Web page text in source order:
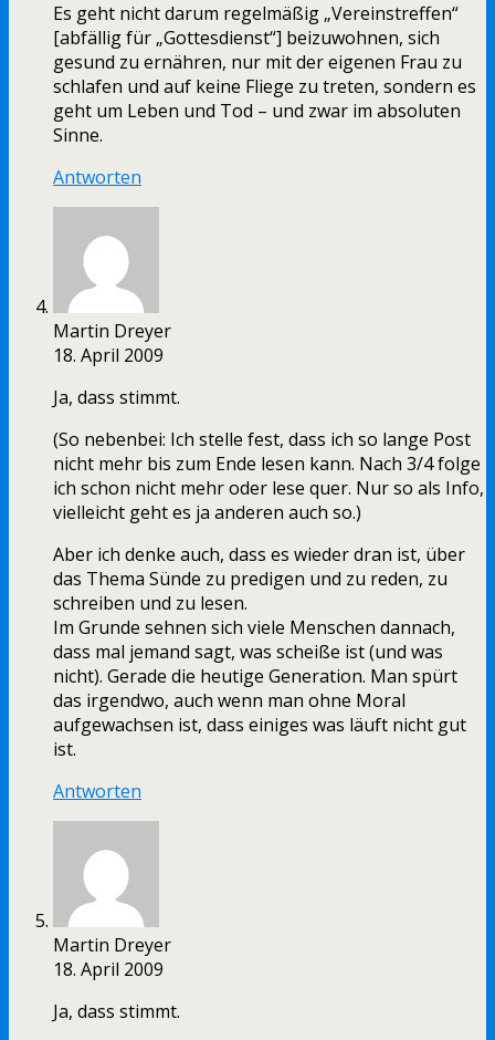
Es geht nicht darum regelmäßig „Vereinstreffen“
[abfällig für „Gottesdienst“] beizuwohnen, sich
gesund zu ernähren, nur mit der eigenen Frau zu
schlafen und auf keine Fliege zu treten, sondern es
geht um Leben und Tod – und zwar im absoluten
Sinne.
Antworten
Martin Dreyer
18. April 2009
Ja, dass stimmt.
(So nebenbei: Ich stelle fest, dass ich so lange Post
nicht mehr bis zum Ende lesen kann. Nach 3/4 folge
ich schon nicht mehr oder lese quer. Nur so als Info,
vielleicht geht es ja anderen auch so.)
Aber ich denke auch, dass es wieder dran ist, über
das Thema Sünde zu predigen und zu reden, zu
schreiben und zu lesen.
Im Grunde sehnen sich viele Menschen dannach,
dass mal jemand sagt, was scheiße ist (und was
nicht). Gerade die heutige Generation. Man spürt
das irgendwo, auch wenn man ohne Moral
aufgewachsen ist, dass einiges was läuft nicht gut
ist.
Antworten
Martin Dreyer
18. April 2009
Ja, dass stimmt.